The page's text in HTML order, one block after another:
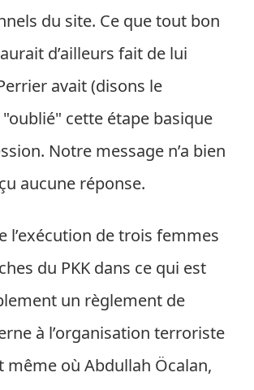
du site. Ce que tout bon
d’ailleurs fait de lui
avait (disons le
cette étape basique
Notre message n’a bien
aucune réponse.
l’exécution de trois femmes
du PKK dans ce qui est
un règlement de
à l’organisation terroriste
même où Abdullah Öcalan,